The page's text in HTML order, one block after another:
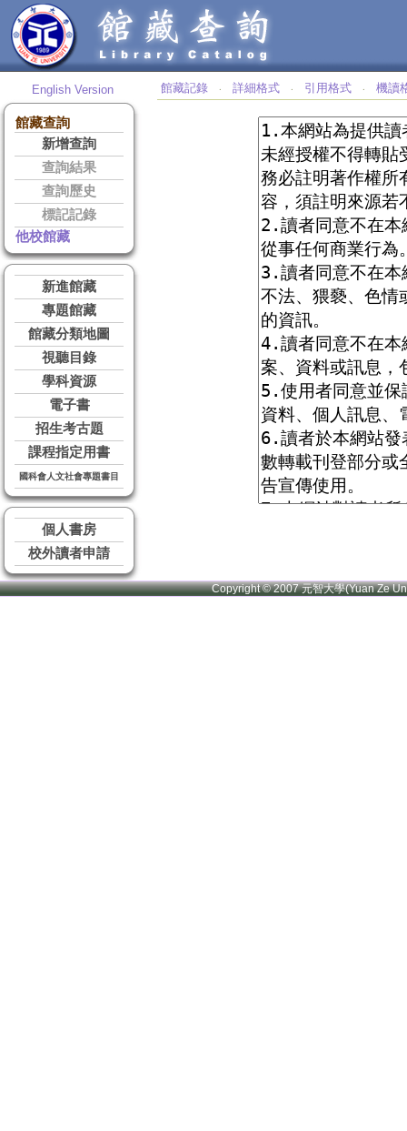
English Version
館藏查詢
新增查詢
查詢結果
查詢歷史
標記記錄
他校館藏
新進館藏
專題館藏
館藏分類地圖
視聽目錄
學科資源
電子書
招生考古題
課程指定用書
國科會人文社會專題書目
個人書房
校外讀者申請
館藏記錄 ‧ 詳細格式 ‧ 引用格式 ‧ 機讀
Copyright © 2007 元智大學(Yuan Ze